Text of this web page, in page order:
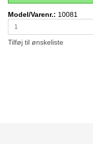
Model/Varenr.: 10081
Tilføj til ønskeliste